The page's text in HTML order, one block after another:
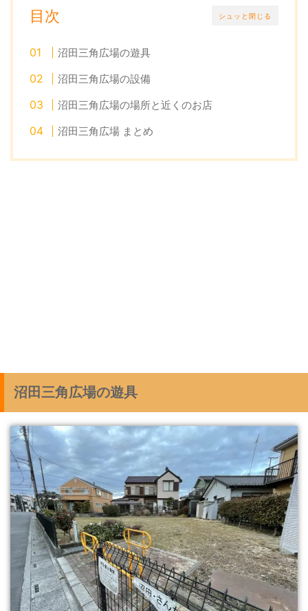
シュッと閉じる
目次
沼田三角広場の遊具
沼田三角広場の設備
沼田三角広場の場所と近くのお店
沼田三角広場 まとめ
沼田三角広場の遊具